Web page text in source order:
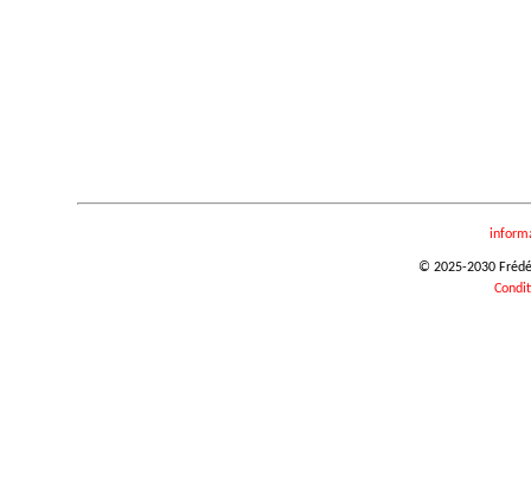
© 2025-2030